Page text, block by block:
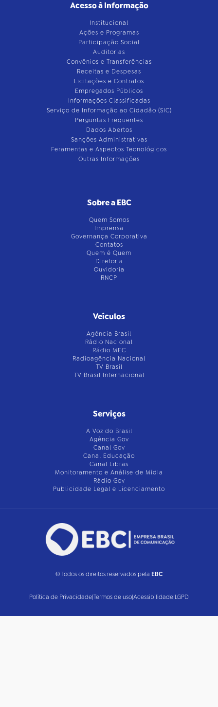
Acesso à Informação
Institucional
Ações e Programas
Participação Social
Auditorias
Convênios e Transferências
Receitas e Despesas
Licitações e Contratos
Empregados Públicos
Informações Classificadas
Serviço de Informação ao Cidadão (SIC)
Perguntas Frequentes
Dados Abertos
Sanções Administrativas
Feramentas e Aspectos Tecnológicos
Outras Informações
Sobre a EBC
Quem Somos
Imprensa
Governança Corporativa
Contatos
Quem é Quem
Diretoria
Ouvidoria
RNCP
Veículos
Agência Brasil
Rádio Nacional
Rádio MEC
Radioagência Nacional
TV Brasil
TV Brasil Internacional
Serviços
A Voz do Brasil
Agência Gov
Canal Gov
Canal Educação
Canal Libras
Monitoramento e Análise de Mídia
Rádio Gov
Publicidade Legal e Licenciamento
© Todos os direitos reservados pela EBC
Política de Privacidade|Termos de uso|Acessibilidade|LGPD